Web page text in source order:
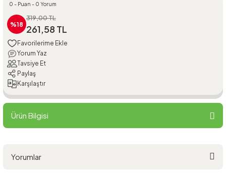
0 - Puan - 0 Yorum
%18
319,00 TL
261,58 TL
Yorum Yaz
Tavsiye Et
Paylaş
Karşılaştır
Ürün Bilgisi
Yorumlar